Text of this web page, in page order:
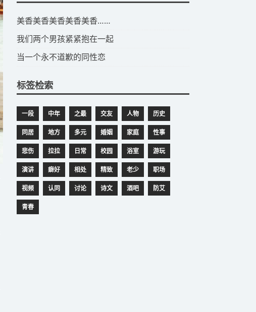
​美香美香美香美香美香……
我们两个男孩紧紧抱在一起
当一个永不道歉的同性恋
标签检索
一段 中年 之最 交友 人物 历史
同居 地方 多元 婚姻 家庭 性事
悲伤 拉拉 日常 校园 浴室 游玩
演讲 癖好 相处 精致 老少 职场
视频 认同 讨论 诗文 酒吧 防艾
青春